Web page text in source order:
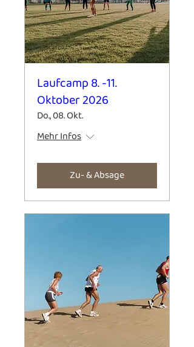
Laufcamp 8. -11.
Oktober 2026
Do., 08. Okt.
Mehr Infos
Zu- & Absage